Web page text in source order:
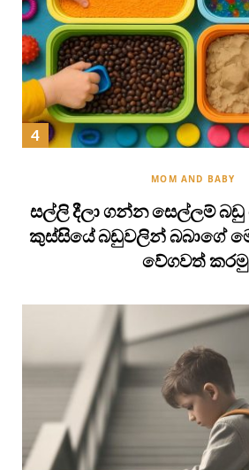
MOM AND BABY
සල්ලි දීලා ගන්න සෙල්ලම්
කුස්සියේ බඩුවලින් බබාගේ
වේගවත්